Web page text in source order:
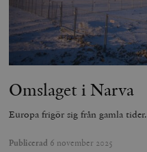
Omslaget i Narva
Europa frigör sig från gamla tider.
Publicerad 6 november 2025